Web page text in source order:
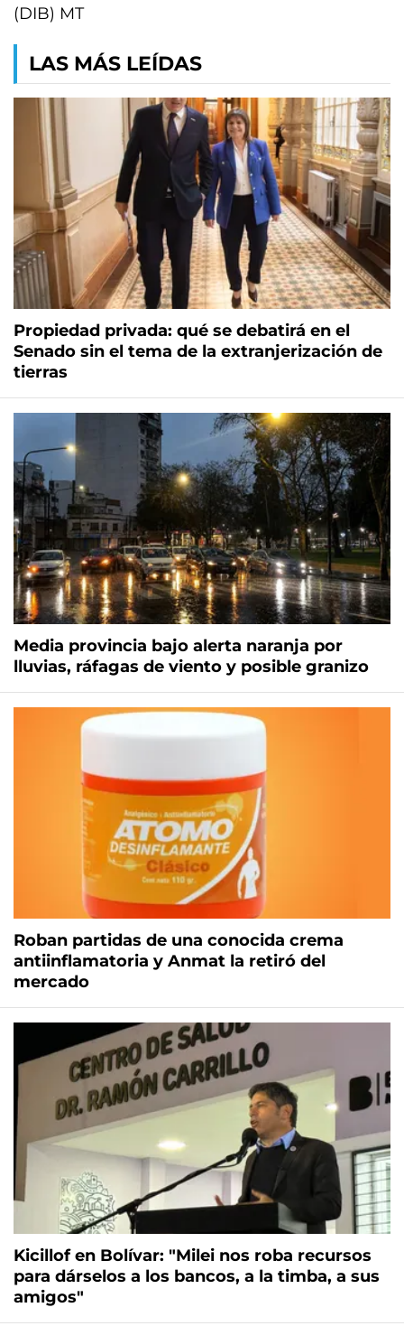
(DIB) MT
LAS MÁS LEÍDAS
Propiedad privada: qué se debatirá en el
Senado sin el tema de la extranjerización de
tierras
Media provincia bajo alerta naranja por
lluvias, ráfagas de viento y posible granizo
Roban partidas de una conocida crema
antiinflamatoria y Anmat la retiró del
mercado
Kicillof en Bolívar: "Milei nos roba recursos
para dárselos a los bancos, a la timba, a sus
amigos"